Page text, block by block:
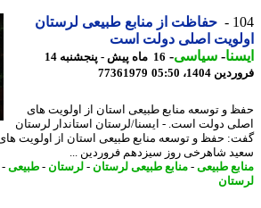
حفاظت از منابع طبیعی لرستان
اصلی دولت است
-سیاسی-
16 ماه پیش - پنجشنبه 14
1404، 05:50
77361979
و توسعه منابع طبیعی استان از اولویت های
دولت است. - ایسنا/لرستان استاندار لرستان
حفظ و توسعه منابع طبیعی استان از اولویت های
شاهرخی روز سیزدهم فروردین ...
طبیعی-منابع طبیعی لرستان-لرستان-طبیعی-